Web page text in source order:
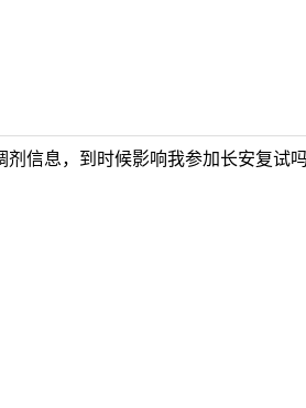
信息，到时候影响我参加长安复试吗